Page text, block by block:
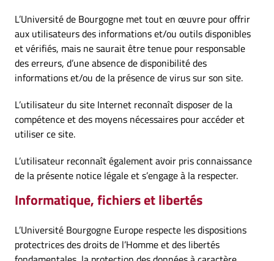
L’Université de Bourgogne met tout en œuvre pour offrir
aux utilisateurs des informations et/ou outils disponibles
et vérifiés, mais ne saurait être tenue pour responsable
des erreurs, d’une absence de disponibilité des
informations et/ou de la présence de virus sur son site.
L’utilisateur du site Internet reconnaît disposer de la
compétence et des moyens nécessaires pour accéder et
utiliser ce site.
L’utilisateur reconnaît également avoir pris connaissance
de la présente notice légale et s’engage à la respecter.
Informatique, fichiers et libertés
L’Université Bourgogne Europe respecte les dispositions
protectrices des droits de l’Homme et des libertés